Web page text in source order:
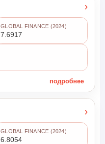
›
GLOBAL FINANCE (2024)
7.6917
подробнее
›
GLOBAL FINANCE (2024)
6.8054